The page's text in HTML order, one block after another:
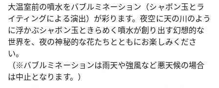
大温室前の噴水をバブルミネーション（シャボン玉とラ
イティングによる演出）が彩ります。夜空に天の川のよう
に浮かぶシャボン玉ときらめく噴水が創り出す幻想的な
世界を、夜の神秘的な花たちとともにお楽しみくださ
い。
（※バブルミネーションは雨天や強風など悪天候の場合
は中止となります。）